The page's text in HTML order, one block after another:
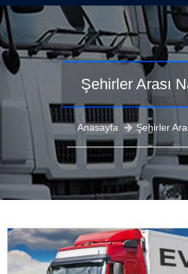
Şehirler Arası
Anasayfa Şehirler